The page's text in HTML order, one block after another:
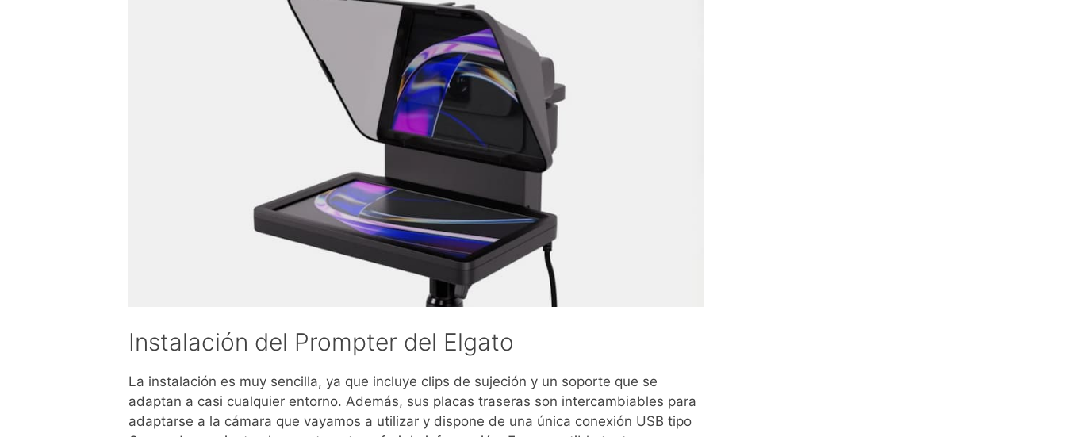
Instalación del Prompter del Elgato
La instalación es muy sencilla, ya que incluye clips de sujeción y un soporte que se
adaptan a casi cualquier entorno. Además, sus placas traseras son intercambiables para
adaptarse a la cámara que vayamos a utilizar y dispone de una única conexión USB tipo